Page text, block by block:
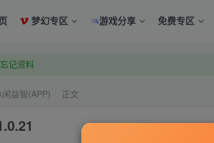
梦幻专区 游戏分享 免费专区
有本站会员用户及时请问个人中心绑定！
有本站会员用户及时请问个人中心绑定！
闲益智(APP) 正文